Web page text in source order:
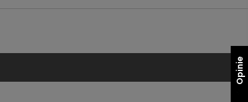
Opinie